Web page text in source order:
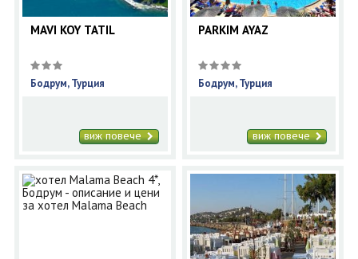
MAVI KOY TATIL
Бодрум, Турция
виж повече
PARKIM AYAZ
Бодрум, Турция
виж повече